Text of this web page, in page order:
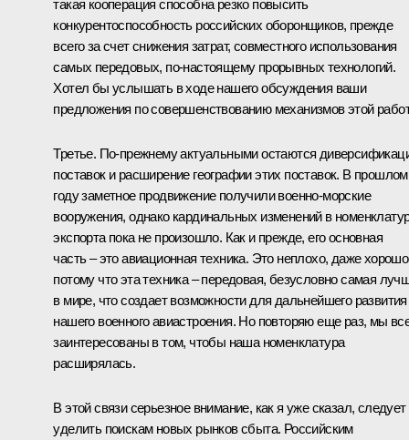
такая кооперация способна резко повысить
конкурентоспособность российских оборонщиков, прежде
всего за счет снижения затрат, совместного использования
самых передовых, по‑настоящему прорывных технологий.
Хотел бы услышать в ходе нашего обсуждения ваши
предложения по совершенствованию механизмов этой
Третье. По‑прежнему актуальными остаются
поставок и расширение географии этих поставок. В прошлом
году заметное продвижение получили военно-морские
вооружения, однако кардинальных изменений в
экспорта пока не произошло. Как и прежде, его основная
часть – это авиационная техника. Это неплохо, даже
потому что эта техника – передовая, безусловно самая
в мире, что создает возможности для дальнейшего развития
нашего военного авиастроения. Но повторяю еще раз, мы
заинтересованы в том, чтобы наша номенклатура
расширялась.
В этой связи серьезное внимание, как я уже сказал, следует
уделить поискам новых рынков сбыта. Российским